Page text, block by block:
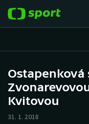
Hokej
Ostapenková
Kvitovou
31. 1. 2018